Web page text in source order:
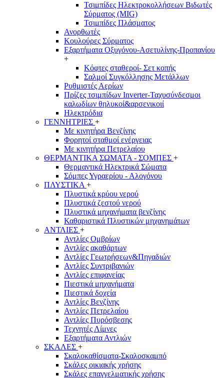
Τσιμπίδες Ηλεκτροκολλήσεων Βιδωτές
Σύρματος (MIG)
Τσιμπίδες Πλάσματος
Ανορθωτές
Κουλούρες Σύρματος
Εξαρτήματα Οξυγόνου-Ασετυλίνης-Προπανίου
+
Κόφτες σταθεροί- Σετ κοπής
Σαλμοί Συγκόλλησης Μετάλλων
Ρυθμιστές Αερίων
Πρίζες τσιμπίδων Inverter-Ταχυσύνδεσμοι
καλωδίων θηλυκοί&αρσενικοιί
Ηλεκτρόδια
ΓΕΝΝΗΤΡΙΕΣ +
Με κινητήρα Βενζίνης
Φορητοί σταθμοί ενέργειας
Με κινητήρα Πετρελαίου
ΘΕΡΜΑΝΤΙΚΑ ΣΩΜΑΤΑ - ΣΟΜΠΕΣ +
Θερμαντικά Ηλεκτρικά Σώματα
Σόμπες Υγραερίου - Αλογόνου
ΠΛΥΣΤΙΚΑ +
Πλυστικά κρύου νερού
Πλυστικά ζεστού νερού
Πλυστικά μηχανήματα βενζίνης
Καθαριστικά Πλυστικών μηχανημάτων
ΑΝΤΛΙΕΣ +
Αντλίες Ομβρίων
Αντλίες ακαθάρτων
Αντλίες Γεωτρήσεων&Πηγαδιών
Αντλίες Συντριβανιών
Αντλίες επιφανείας
Πιεστικά μηχανήματα
Πιεστικά δοχεία
Αντλίες Βενζίνης
Αντλίες Πετρελαίου
Αντλίες Πυρόσβεσης
Τεχνητές Λίμνες
Εξαρτήματα Αντλιών
ΣΚΑΛΕΣ +
Σκαλοκαθίσματα-Σκαλοσκαμπό
Σκάλες οικιακής χρήσης
Σκάλες επαγγελματικής χρήσης